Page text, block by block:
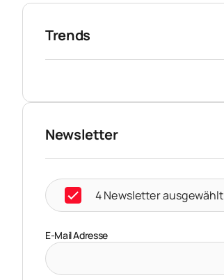
Trends
Newsletter
4 Newsletter ausgewählt
E-Mail Adresse